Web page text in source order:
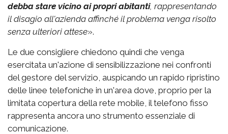
debba stare vicino ai propri abitanti, rappresentando
il disagio all'azienda affinché il problema venga risolto
senza ulteriori attese».
Le due consigliere chiedono quindi che venga
esercitata un'azione di sensibilizzazione nei confronti
del gestore del servizio, auspicando un rapido ripristino
delle linee telefoniche in un'area dove, proprio per la
limitata copertura della rete mobile, il telefono fisso
rappresenta ancora uno strumento essenziale di
comunicazione.